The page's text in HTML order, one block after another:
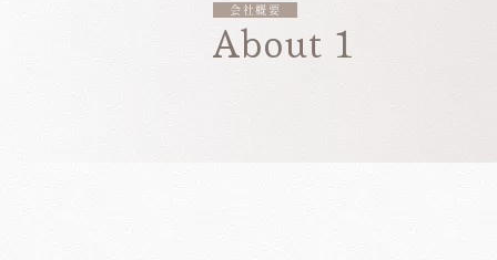
会社概要
About 1